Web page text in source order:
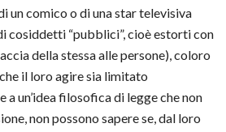
un comico o di una star televisiva
cosiddetti “pubblici”, cioè estorti con
della stessa alle persone), coloro
il loro agire sia limitato
un’idea filosofica di legge che non
non possono sapere se, dal loro